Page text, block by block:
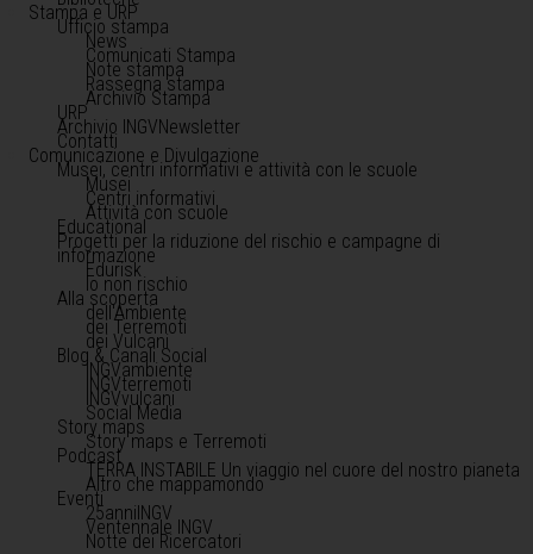
Stampa e URP
Ufficio stampa
News
Comunicati Stampa
Note stampa
Rassegna stampa
Archivio Stampa
URP
Archivio INGVNewsletter
Contatti
Comunicazione e Divulgazione
Musei, centri informativi e attività con le scuole
Musei
Centri informativi
Attività con scuole
Educational
Progetti per la riduzione del rischio e campagne di
informazione
Edurisk
Io non rischio
Alla scoperta
dell'Ambiente
dei Terremoti
dei Vulcani
Blog & Canali Social
INGVambiente
INGVterremoti
INGVvulcani
Social Media
Story maps
Story maps e Terremoti
Podcast
TERRA INSTABILE Un viaggio nel cuore del nostro pianeta
Altro che mappamondo
Eventi
25anniINGV
Ventennale INGV
Notte dei Ricercatori